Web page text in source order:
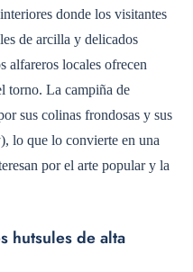
donde los visitantes
de arcilla y delicados
alfareros locales ofrecen
torno. La campiña de
sus colinas frondosas y sus
lo que lo convierte en una
por el arte popular y la
hutsules de alta